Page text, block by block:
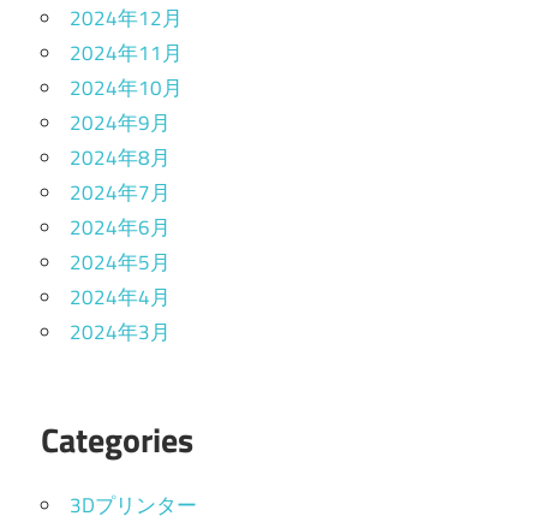
2024年12月
2024年11月
2024年10月
2024年9月
2024年8月
2024年7月
2024年6月
2024年5月
2024年4月
2024年3月
Categories
3Dプリンター